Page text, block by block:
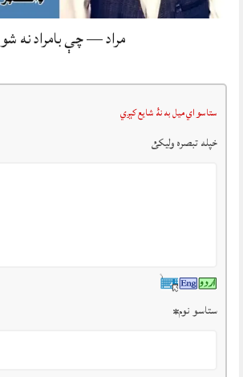
مراد — چې بامراد نه شو
ستاسو اي ميل به نۀ شايع کېږي
خپله تبصرہ وليکئ
ستاسو نوم*